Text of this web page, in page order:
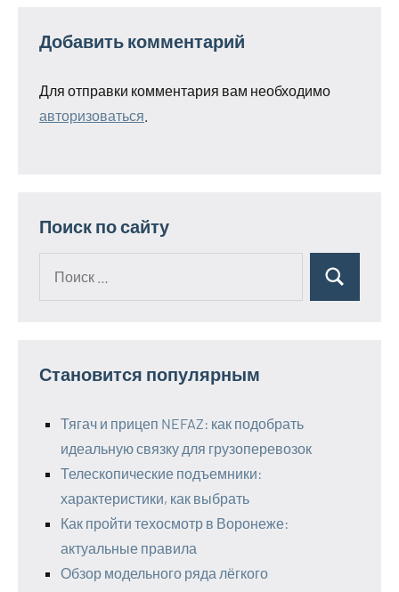
Добавить комментарий
Для отправки комментария вам необходимо
авторизоваться
Поиск по сайту
Поиск
Становится популярным
Тягач и прицеп NEFAZ: как подобрать
идеальную связку для грузоперевозок
Телескопические подъемники:
характеристики, как выбрать
Как пройти техосмотр в Воронеже:
актуальные правила
Обзор модельного ряда лёгкого